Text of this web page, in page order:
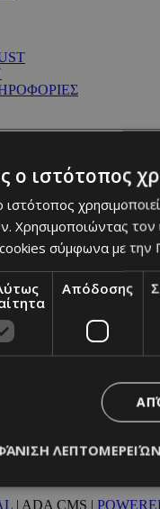
|Privacy Policy|
| ADA CMS |
ο ιστότοπος
ιστότοπος
Χρησιμοποιώντας τον
σύμφωνα με την
Απόδοσης